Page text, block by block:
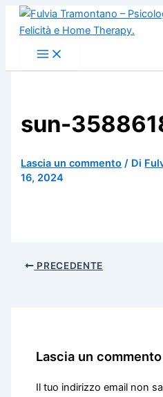
sun-
Lascia un commento / Di
16, 2024
PRECEDENTE
Lascia un commento
Il tuo indirizzo email non